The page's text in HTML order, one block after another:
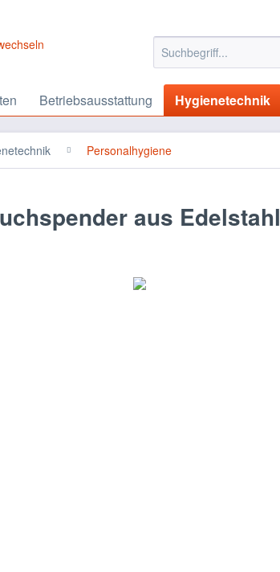
Betriebsausstattung Hygienetechnik
Personalhygiene
aus Edelstahl